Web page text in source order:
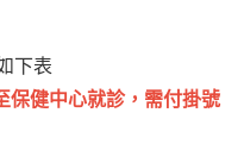
下表
保健中心就診，需付掛號